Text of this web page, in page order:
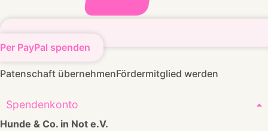
Per PayPal spenden
Patenschaft übernehmenFördermitglied werden
Spendenkonto
Hunde & Co. in Not e.V.